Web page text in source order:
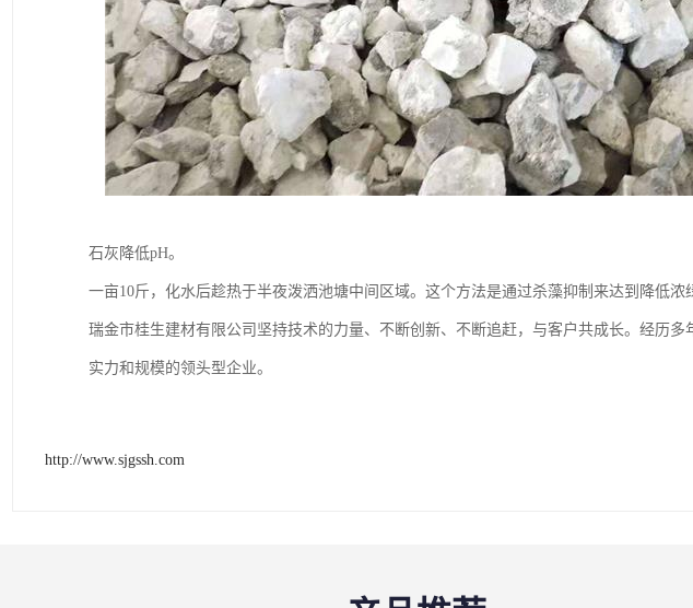
石灰降低pH。
一亩10斤，化水后趁热于半夜泼洒池塘中间区域。这个方法是通过杀藻抑制来达到降低浓
瑞金市桂生建材有限公司坚持技术的力量、不断创新、不断追赶，与客户共成长。经历
实力和规模的领头型企业。
http://www.sjgssh.com